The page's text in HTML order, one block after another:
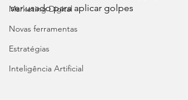
Marketing Digital
Novas ferramentas
Estratégias
Inteligência Artificial
ser usado para aplicar golpes